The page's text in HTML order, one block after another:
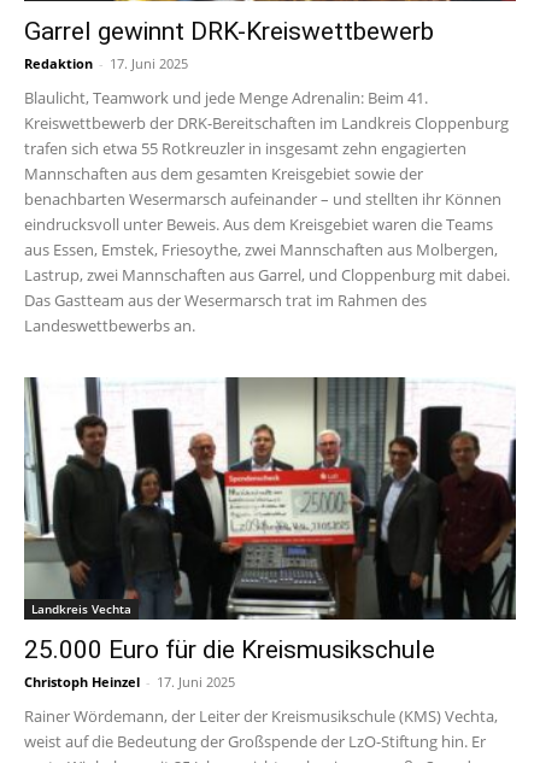
Garrel gewinnt DRK-Kreiswettbewerb
Redaktion - 17. Juni 2025
Blaulicht, Teamwork und jede Menge Adrenalin: Beim 41.
Kreiswettbewerb der DRK-Bereitschaften im Landkreis Cloppenburg
trafen sich etwa 55 Rotkreuzler in insgesamt zehn engagierten
Mannschaften aus dem gesamten Kreisgebiet sowie der
benachbarten Wesermarsch aufeinander – und stellten ihr Können
eindrucksvoll unter Beweis. Aus dem Kreisgebiet waren die Teams
aus Essen, Emstek, Friesoythe, zwei Mannschaften aus Molbergen,
Lastrup, zwei Mannschaften aus Garrel, und Cloppenburg mit dabei.
Das Gastteam aus der Wesermarsch trat im Rahmen des
Landeswettbewerbs an.
Landkreis Vechta
25.000 Euro für die Kreismusikschule
Christoph Heinzel - 17. Juni 2025
Rainer Wördemann, der Leiter der Kreismusikschule (KMS) Vechta,
weist auf die Bedeutung der Großspende der LzO-Stiftung hin. Er